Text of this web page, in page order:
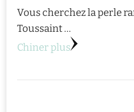
Vous cherchez la perle
Toussaint …
Chiner plus